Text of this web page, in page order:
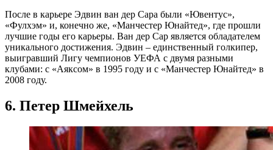
После в карьере Эдвин ван дер Сара были «Ювентус»,
«Фулхэм» и, конечно же, «Манчестер Юнайтед», где прошли
лучшие годы его карьеры. Ван дер Сар является обладателем
уникального достижения. Эдвин – единственный голкипер,
выигравший Лигу чемпионов УЕФА с двумя разными
клубами: с «Аяксом» в 1995 году и с «Манчестер Юнайтед» в
2008 году.
6. Петер Шмейхель